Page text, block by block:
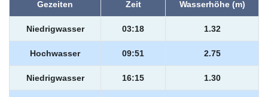
Gezeiten Zeit Wasserhöhe (m)
Niedrigwasser 03:18 1.32
Hochwasser 09:51 2.75
Niedrigwasser 16:15 1.30